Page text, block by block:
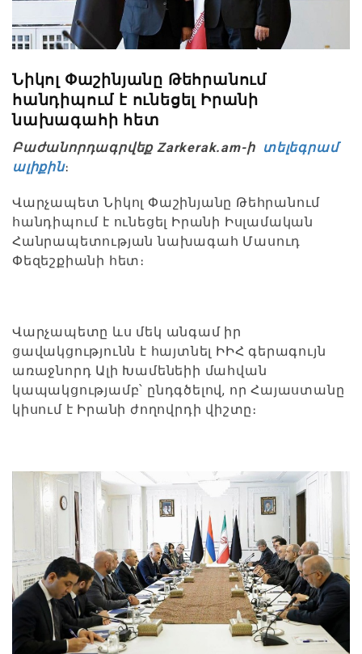
Նիկոլ Փաշինյանը Թեհրանում
հանդիպում է ունեցել Իրանի
նախագահի հետ
Բաժանորդագրվեք Zarkerak.am-ի տելեգրամ
ալիքին։
Վարչապետ Նիկոլ Փաշինյանը Թեհրանում
հանդիպում է ունեցել Իրանի Իսլամական
Հանրապետության նախագահ Մասուդ
Փեզեշքիանի հետ։
Վարչապետը ևս մեկ անգամ իր
ցավակցությունն է հայտնել ԻԻՀ գերագույն
առաջնորդ Ալի Խամենեիի մահվան
կապակցությամբ՝ ընդգծելով, որ Հայաստանը
կիսում է Իրանի ժողովրդի վիշտը։